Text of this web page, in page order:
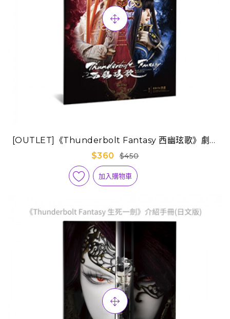
[OUTLET]《Thunderbolt Fantasy 西幽玹歌》劇場
版手冊-日本空運版
$360 $450
加入購物車